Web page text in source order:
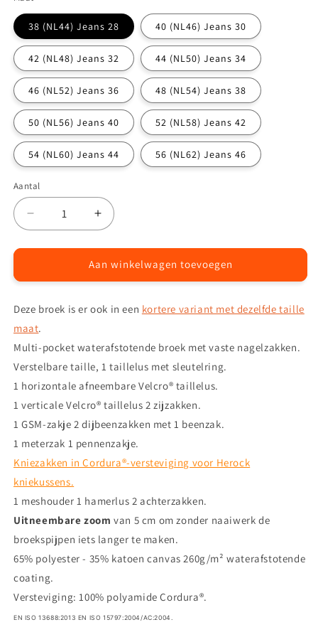
38 (NL44) Jeans 28 40 (NL46) Jeans 30
42 (NL48) Jeans 32 44 (NL50) Jeans 34
46 (NL52) Jeans 36 48 (NL54) Jeans 38
50 (NL56) Jeans 40 52 (NL58) Jeans 42
54 (NL60) Jeans 44 56 (NL62) Jeans 46
Aantal
Aantal
Aantal
verlagen
voor
Dagan
Aantal
verhogen
voor
Herock®
Dagan
Aan winkelwagen toevoegen
Deze broek is er ook in een kortere variant met dezelfde taille
maat.
Multi-pocket waterafstotende broek met vaste nagelzakken.
Verstelbare taille, 1 taillelus met sleutelring.
1 horizontale afneembare Velcro® taillelus.
1 verticale Velcro® taillelus 2 zijzakken.
1 GSM-zakje 2 dijbeenzakken met 1 beenzak.
1 meterzak 1 pennenzakje.
Kniezakken in Cordura®-versteviging voor Herock
kniekussens.
1 meshouder 1 hamerlus 2 achterzakken.
Uitneembare zoom van 5 cm om zonder naaiwerk de
broekspijpen iets langer te maken.
65% polyester - 35% katoen canvas 260g/m² waterafstotende
coating.
Versteviging: 100% polyamide Cordura®.
EN ISO 13688:2013 EN ISO 15797:2004/AC:2004.